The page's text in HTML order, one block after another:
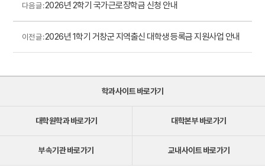
다음 글 :2026년 2학기 국가근로장학금 신청 안내
이전 글 :2026년 1학기 거창군 지역출신 대학생 등록금 지원사업 안내
학과사이트 바로가기
대학원학과 바로가기 대학본부 바로가기
부속기관 바로가기 교내사이트 바로가기